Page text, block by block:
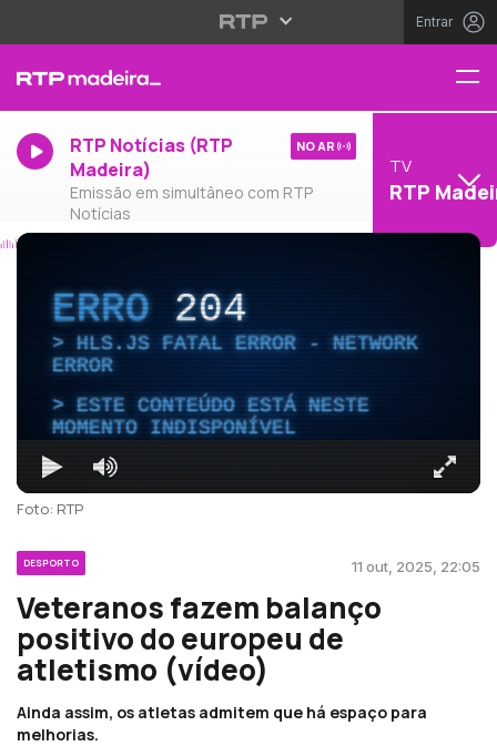
Entrar
RTP Notícias (RTP
Madeira)
Emissão em simultâneo com RTP
Notícias
NO AR
TV
RTP
ERRO204
HLS.JS FATAL ERROR - NETWORK
ERROR
ESTE CONTEÚDO ESTÁ NESTE
MOMENTO INDISPONÍVEL
Foto: RTP
DESPORTO 11 out, 2025, 22:05
Veteranos fazem balanço
positivo do europeu de
atletismo (vídeo)
Ainda assim, os atletas admitem que há espaço para
melhorias.